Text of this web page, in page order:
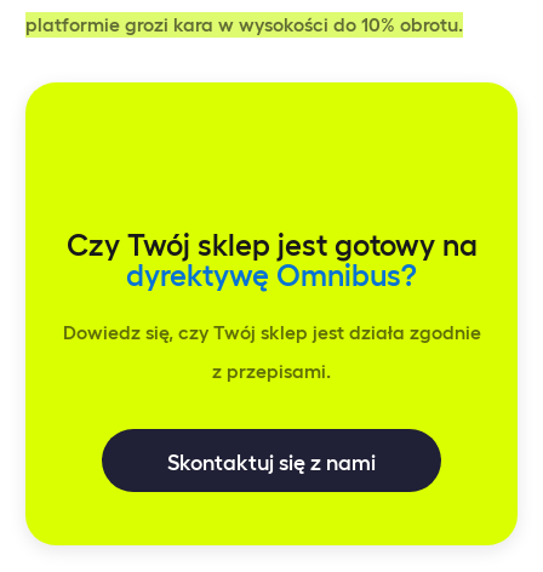
platformie grozi kara w wysokości do 10% obrotu.
Czy Twój sklep jest gotowy na
dyrektywę Omnibus?
Dowiedz się, czy Twój sklep jest działa zgodnie
z przepisami.
Skontaktuj się z nami